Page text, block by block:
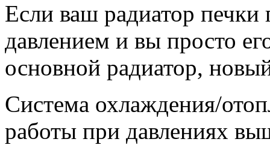
Если ваш радиатор
давлением и вы просто
основной радиатор,
Система охлаждения/
работы при давлениях